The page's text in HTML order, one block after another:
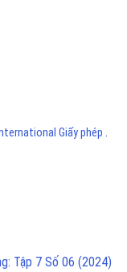
Giấy phép .
Tập 7 Số 06 (2024)